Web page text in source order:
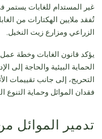
غير المستدام للغابات
تُفقد ملايين الهكتارات من
الزراعي ومزارع زيت النخيل.
يؤكد قانون الغابات وخطة
الحماية البيئية والحاجة إلى
التحريج، إلى جانب تقييمات
فقدان الموائل وحماية
تدمير الموائل